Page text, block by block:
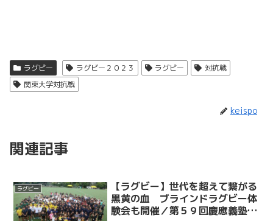
ラグビー ラグビー２０２３ ラグビー
対抗戦
関東大学対抗戦
keispo
関連記事
ラグビー
【ラグビー】世代を超えて繋がる
黒黄の血 ブラインドラグビー体
験会も開催／第５９回慶應義塾體